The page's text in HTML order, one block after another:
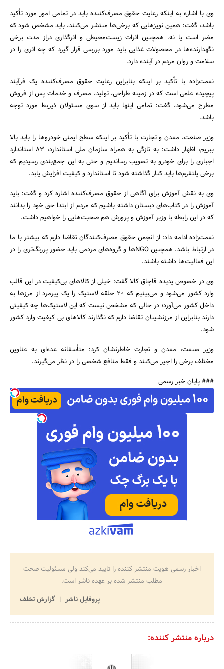
وی با اشاره به اینکه رعایت حقوق مصرف‌کننده باید در تمامی امور مورد تأکید
باشد، گفت: همین نویزهایی که برخی‌ها منتشر می‌کنند، باید مشخص شود که
مضر است یا نه. همچنین اثرات زیست‌محیطی و اثرگذاری دراز مدت برخی
نگهدارنده‌ها در محصولات غذایی باید مورد بررسی قرار گیرد که چه اثری را در
سلامت و روان مردم در آینده دارد.
نعمت‌زاده با تأکید بر اینکه بنابراین رعایت حقوق مصرف‌کننده یک فرآیند
پیچیده علمی است که در زمینه طراحی، تولید، مصرف و خدمات پس از فروش
مطرح می‌شود، گفت: تمامی اینها باید از سوی مسئولان ذیربط مورد توجه
باشد.
وزیر صنعت، معدن و تجارت با تأکید بر اینکه سطح ایمنی خودروها را باید بالا
ببریم، اظهار داشت: به تازگی به همراه سازمان ملی استاندارد، ۸۳ استاندارد
اجباری را برای خودرو به تصویب رساندیم و حتی به این جمع‌بندی رسیدیم که
برخی پلتفرم‌ها باید کنار گذاشته شود تا استاندارد و کیفیت افزایش یابد.
وی به نقش آموزش برای آگاهی از حقوق مصرف‌کننده اشاره کرد و گفت: باید
آموزش را در کتاب‌های دبستان داشته باشیم که مردم از ابتدا حق خود را بدانند
که در این رابطه با وزیر آموزش و پرورش هم صحبت‌هایی را خواهیم داشت.
نعمت‌زاده ادامه داد: از انجمن حقوق مصرف‌کنندگان تقاضا دارم که بیشتر با ما
در ارتباط باشد. همچنین NGOها و گروه‌های مردمی باید حضور پررنگ‌تری را در
این فعالیت‌ها داشته باشند.
وی در خصوص پدیده قاچاق کالا گفت: خیلی از کالاهای بی‌کیفیت در این قالب
وارد کشور می‌شود و می‌بینیم که ۲۰ حلقه لاستیک را یک پیرمرد از مرزها به
داخل کشور می‌آورد؛ در حالی که مشخص نیست که این لاستیک‌ها چه کیفیتی
دارند بنابراین از مرزنشینان تقاضا دارم که نگذارند کالاهای بی کیفیت وارد کشور
شود.
وزیر صنعت، معدن و تجارت خاطرنشان کرد: متأسفانه عده‌ای به عناوین
مختلف برخی را اجیر می‌کنند و فقط منافع شخصی را در نظر می‌گیرند.
### پایان خبر رسمی
اخبار رسمی هویت منتشر کننده را تایید می‌کند ولی مسئولیت صحت
مطلب منتشر شده بر عهده ناشر است.
پروفایل ناشر
گزارش تخلف
درباره منتشر کننده: